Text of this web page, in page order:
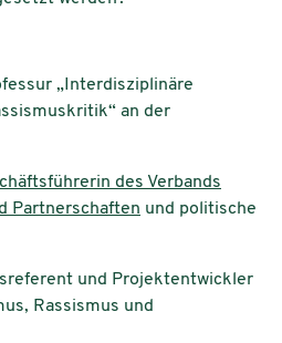
„Interdisziplinäre
an der
des Verbands
Partnerschaften und politische
und Projektentwickler
Rassismus und